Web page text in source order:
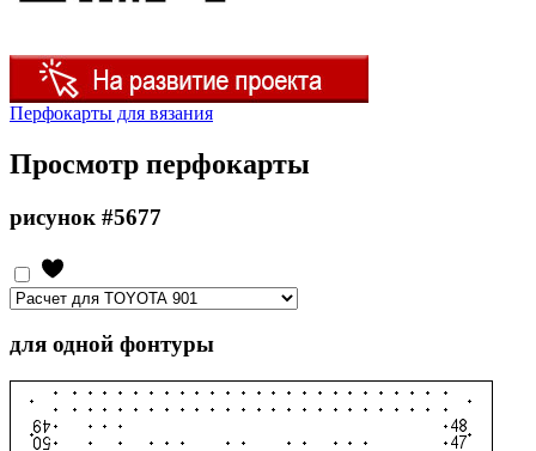
Перфокарты для вязания
Просмотр перфокарты
рисунок #5677
для одной фонтуры